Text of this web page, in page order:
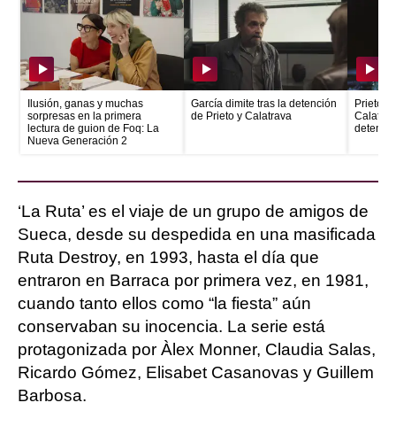
Ilusión, ganas y muchas
sorpresas en la primera
lectura de guion de Foq: La
Nueva Generación 2
García dimite tras la detención
de Prieto y Calatrava
Prieto
‘La Ruta’ es el viaje de un grupo de amigos de
Sueca, desde su despedida en una masificada
Ruta Destroy, en 1993, hasta el día que
entraron en Barraca por primera vez, en 1981,
cuando tanto ellos como “la fiesta” aún
conservaban su inocencia. La serie está
protagonizada por Àlex Monner, Claudia Salas,
Ricardo Gómez, Elisabet Casanovas y Guillem
Barbosa.